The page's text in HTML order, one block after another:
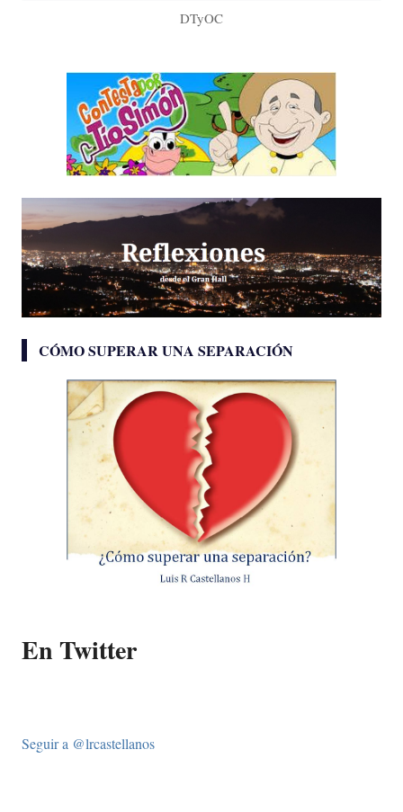
DTyOC
CÓMO SUPERAR UNA SEPARACIÓN
En Twitter
Seguir a @lrcastellanos